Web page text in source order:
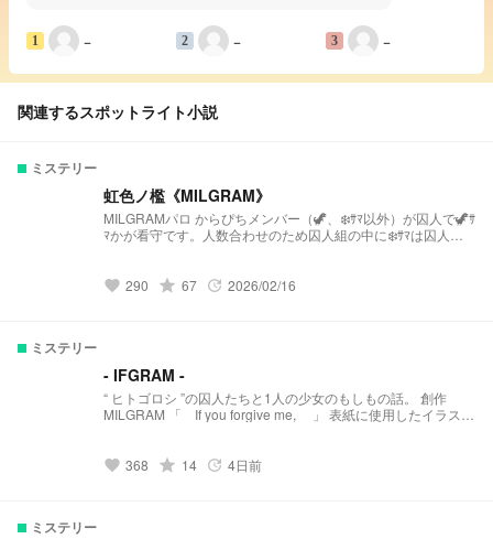
1 − 2 − 3 −
関連するスポットライト小説
ミステリー
虹色ノ檻《MILGRAM》
MILGRAMパロ からぴちメンバー（🦖、❄️ｻﾏ以外）が囚人で🦖ｻ
ﾏかが看守です。人数合わせのため囚人組の中に❄️ｻﾏは囚人で
favorite 290 grade 67 update 2026/02/16
ミステリー
- IFGRAM -
“ ヒトゴロシ ”の囚人たちと1人の少女のもしもの話。 創作
MILGRAM 「 If you forgive me, 」 表紙に使用したイラスト
favorite 368 grade 14 update 4日前
ミステリー